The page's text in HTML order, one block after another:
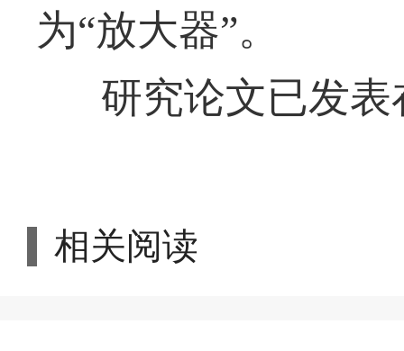
为“放大器”。
研究论文已发
相关阅读